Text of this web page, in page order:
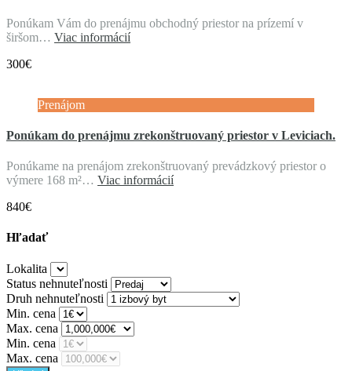
Ponúkam Vám do prenájmu obchodný priestor na prízemí v
širšom… Viac informácií
300€
Prenájom
Ponúkam do prenájmu zrekonštruovaný priestor v Leviciach.
Ponúkame na prenájom zrekonštruovaný prevádzkový priestor o
výmere 168 m²… Viac informácií
840€
Hľadať
Lokalita
Status nehnuteľnosti
Druh nehnuteľnosti
Min. cena
Max. cena
Min. cena
Max. cena